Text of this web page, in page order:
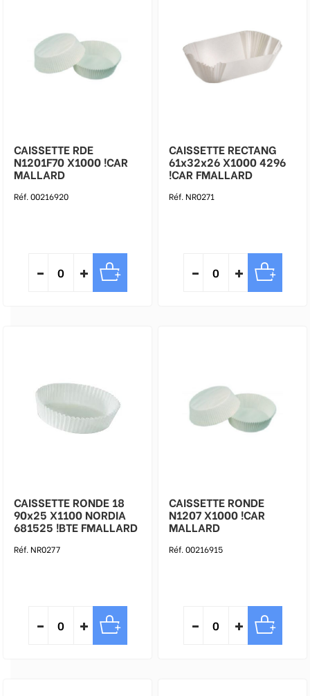
CAISSETTE RDE
N1201F70 X1000 !CAR
MALLARD
Réf. 00216920
CAISSETTE RECTANG
61x32x26 X1000 4296
!CAR FMALLARD
Réf. NR0271
CAISSETTE RONDE 18
90x25 X1100 NORDIA
681525 !BTE FMALLARD
Réf. NR0277
CAISSETTE RONDE
N1207 X1000 !CAR
MALLARD
Réf. 00216915